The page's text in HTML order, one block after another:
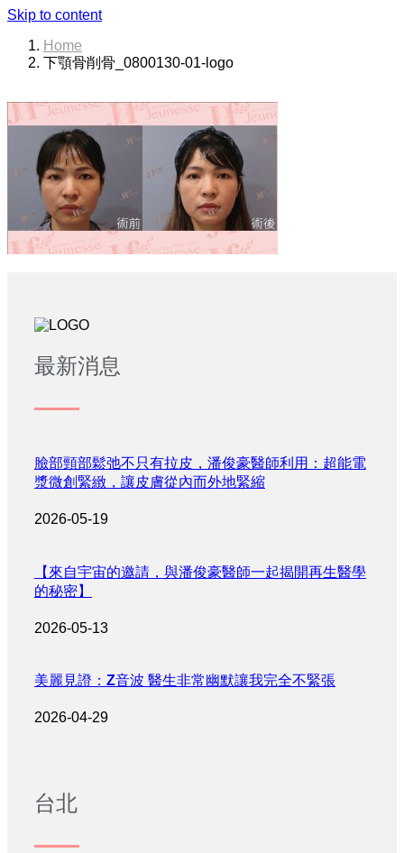
Skip to content
Home
下顎骨削骨_0800130-01-logo
最新消息
臉部頸部鬆弛不只有拉皮，潘俊豪醫師利用：超能電
漿微創緊緻，讓皮膚從內而外地緊縮
2026-05-19
【來自宇宙的邀請，與潘俊豪醫師一起揭開再生醫學
的秘密】
2026-05-13
美麗見證：Z音波 醫生非常幽默讓我完全不緊張
2026-04-29
台北